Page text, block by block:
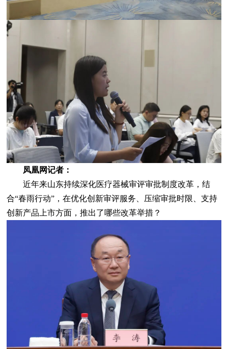
凤凰网记者：
近年来山东持续深化医疗器械审评审批制度改革，结
合“春雨行动”，在优化创新审评服务、压缩审批时限、支持
创新产品上市方面，推出了哪些改革举措？